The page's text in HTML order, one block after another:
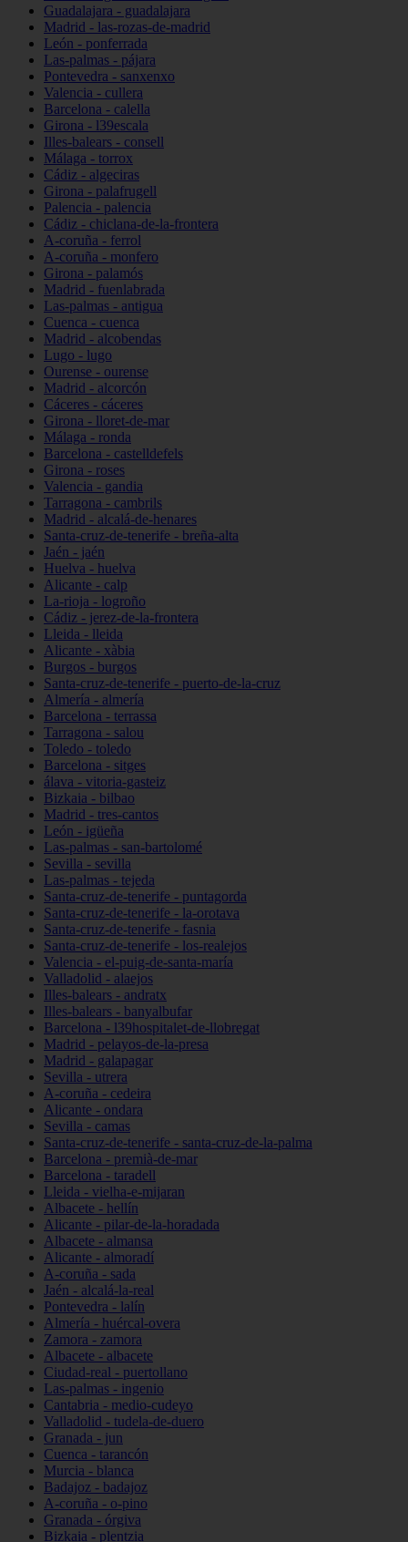
Guadalajara - guadalajara
Madrid - las-rozas-de-madrid
León - ponferrada
Las-palmas - pájara
Pontevedra - sanxenxo
Valencia - cullera
Barcelona - calella
Girona - l39escala
Illes-balears - consell
Málaga - torrox
Cádiz - algeciras
Girona - palafrugell
Palencia - palencia
Cádiz - chiclana-de-la-frontera
A-coruña - ferrol
A-coruña - monfero
Girona - palamós
Madrid - fuenlabrada
Las-palmas - antigua
Cuenca - cuenca
Madrid - alcobendas
Lugo - lugo
Ourense - ourense
Madrid - alcorcón
Cáceres - cáceres
Girona - lloret-de-mar
Málaga - ronda
Barcelona - castelldefels
Girona - roses
Valencia - gandia
Tarragona - cambrils
Madrid - alcalá-de-henares
Santa-cruz-de-tenerife - breña-alta
Jaén - jaén
Huelva - huelva
Alicante - calp
La-rioja - logroño
Cádiz - jerez-de-la-frontera
Lleida - lleida
Alicante - xàbia
Burgos - burgos
Santa-cruz-de-tenerife - puerto-de-la-cruz
Almería - almería
Barcelona - terrassa
Tarragona - salou
Toledo - toledo
Barcelona - sitges
álava - vitoria-gasteiz
Bizkaia - bilbao
Madrid - tres-cantos
León - igüeña
Las-palmas - san-bartolomé
Sevilla - sevilla
Las-palmas - tejeda
Santa-cruz-de-tenerife - puntagorda
Santa-cruz-de-tenerife - la-orotava
Santa-cruz-de-tenerife - fasnia
Santa-cruz-de-tenerife - los-realejos
Valencia - el-puig-de-santa-maría
Valladolid - alaejos
Illes-balears - andratx
Illes-balears - banyalbufar
Barcelona - l39hospitalet-de-llobregat
Madrid - pelayos-de-la-presa
Madrid - galapagar
Sevilla - utrera
A-coruña - cedeira
Alicante - ondara
Sevilla - camas
Santa-cruz-de-tenerife - santa-cruz-de-la-palma
Barcelona - premià-de-mar
Barcelona - taradell
Lleida - vielha-e-mijaran
Albacete - hellín
Alicante - pilar-de-la-horadada
Albacete - almansa
Alicante - almoradí
A-coruña - sada
Jaén - alcalá-la-real
Pontevedra - lalín
Almería - huércal-overa
Zamora - zamora
Albacete - albacete
Ciudad-real - puertollano
Las-palmas - ingenio
Cantabria - medio-cudeyo
Valladolid - tudela-de-duero
Granada - jun
Cuenca - tarancón
Murcia - blanca
Badajoz - badajoz
A-coruña - o-pino
Granada - órgiva
Bizkaia - plentzia